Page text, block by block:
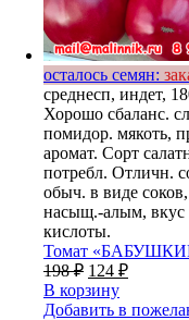
осталось семян:
среднесп, индет,
Хорошо сбаланс.
помидор. мякоть,
аромат. Сорт
потребл. Отличн.
обыч. в виде соков,
насыщ.-алым, вкус
кислоты.
Томат
198₽ 124 ₽
В корзину
Добавить в